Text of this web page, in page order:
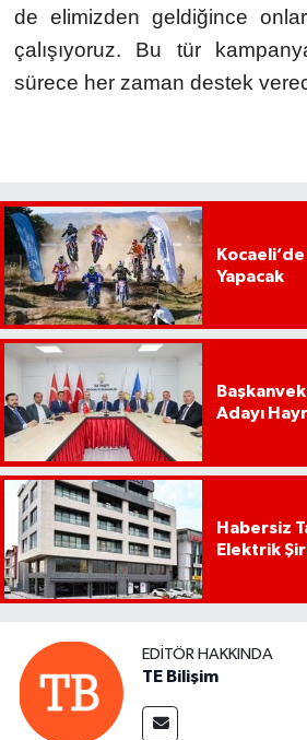
de elimizden geldiğince
çalışıyoruz. Bu tür
sürece her zaman destek
Yapacak
Adayı
Habersiz
Elektrik
EDITÖR HAKKINDA
TE Bilişim